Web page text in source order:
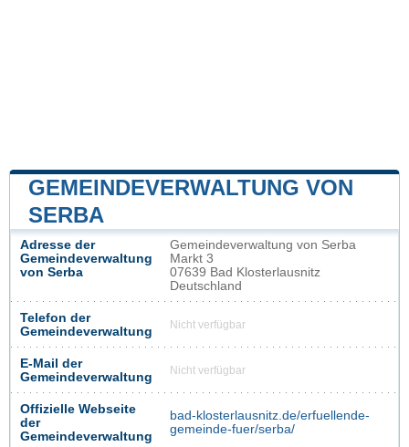
GEMEINDEVERWALTUNG VON
SERBA
Adresse der
Gemeindeverwaltung
von Serba
Gemeindeverwaltung von Serba
Markt 3
07639 Bad Klosterlausnitz
Deutschland
Telefon der
Gemeindeverwaltung
Nicht verfügbar
E-Mail der
Gemeindeverwaltung
Nicht verfügbar
Offizielle Webseite
der
Gemeindeverwaltung
bad-klosterlausnitz.de/erfuellende-
gemeinde-fuer/serba/